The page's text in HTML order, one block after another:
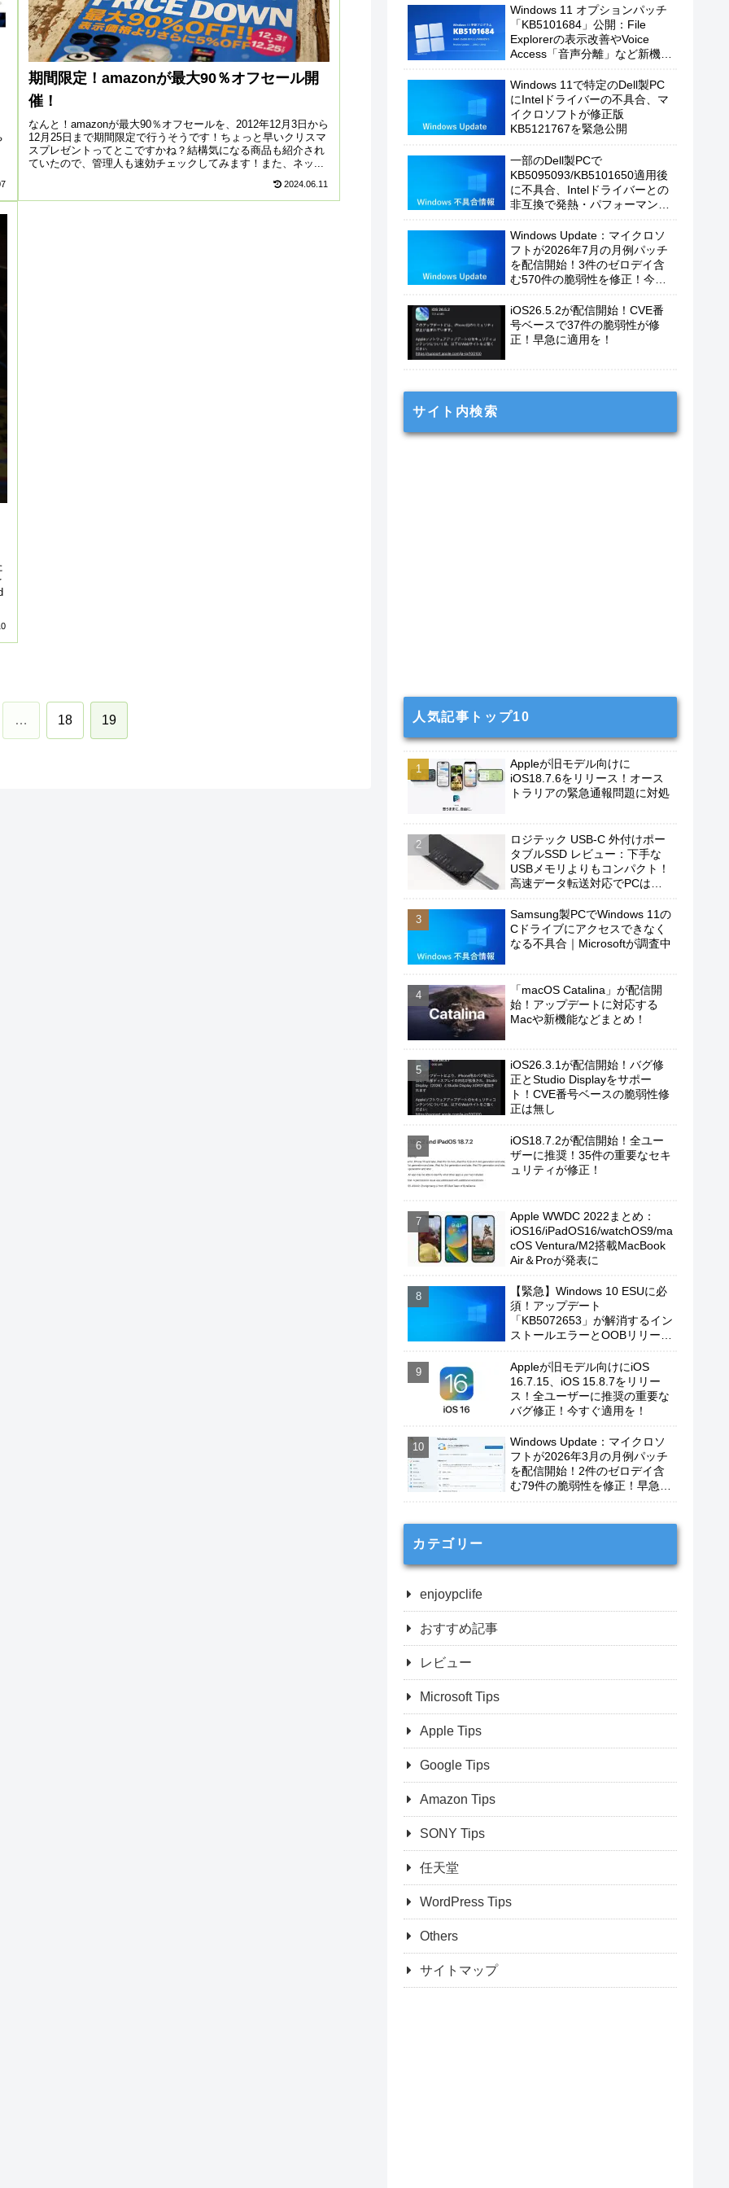
期間限定！amazonが最大90％オフセール開
催！
なんと！amazonが最大90％オフセールを、2012年12月3日から
12月25日まで期間限定で行うそうです！ちょっと早いクリスマ
スプレゼントってとこですかね？結構気になる商品も紹介され
ていたので、管理人も速効チェックしてみます！また、ネッ...
2024.06.11
… 18 19
Windows 11 オプションパッチ
「KB5101684」公開：File
Explorerの表示改善やVoice
Access「音声分離」など新機能
Windows 11で特定のDell製PC
にIntelドライバーの不具合、マ
イクロソフトが修正版
KB5121767を緊急公開
一部のDell製PCで
KB5095093/KB5101650適用後
に不具合、Intelドライバーとの
非互換で発熱・パフォーマンス
Windows Update：マイクロソ
フトが2026年7月の月例パッチ
を配信開始！3件のゼロデイ含
む570件の脆弱性を修正！今す
iOS26.5.2が配信開始！CVE番
号ベースで37件の脆弱性が修
正！早急に適用を！
サイト内検索
人気記事トップ10
Appleが旧モデル向けに
iOS18.7.6をリリース！オース
トラリアの緊急通報問題に対処
ロジテック USB-C 外付けポー
タブルSSD レビュー：下手な
USBメモリよりもコンパクト！
高速データ転送対応でPCは勿
もおすすめ！
Samsung製PCでWindows 11の
Cドライブにアクセスできなく
なる不具合｜Microsoftが調査中
「macOS Catalina」が配信開
始！アップデートに対応する
Macや新機能などまとめ！
iOS26.3.1が配信開始！バグ修
正とStudio Displayをサポー
ト！CVE番号ベースの脆弱性修
正は無し
iOS18.7.2が配信開始！全ユー
ザーに推奨！35件の重要なセキ
ュリティが修正！
Apple WWDC 2022まとめ：
iOS16/iPadOS16/watchOS9/ma
cOS Ventura/M2搭載MacBook
Air＆Proが発表に
【緊急】Windows 10 ESUに必
須！アップデート
「KB5072653」が解消するイン
ストールエラーとOOBリリース
Appleが旧モデル向けにiOS
16.7.15、iOS 15.8.7をリリー
ス！全ユーザーに推奨の重要な
バグ修正！今すぐ適用を！
Windows Update：マイクロソ
フトが2026年3月の月例パッチ
を配信開始！2件のゼロデイ含
む79件の脆弱性を修正！早急に
カテゴリー
enjoypclife
おすすめ記事
レビュー
Microsoft Tips
Apple Tips
Google Tips
Amazon Tips
SONY Tips
任天堂
WordPress Tips
Others
サイトマップ